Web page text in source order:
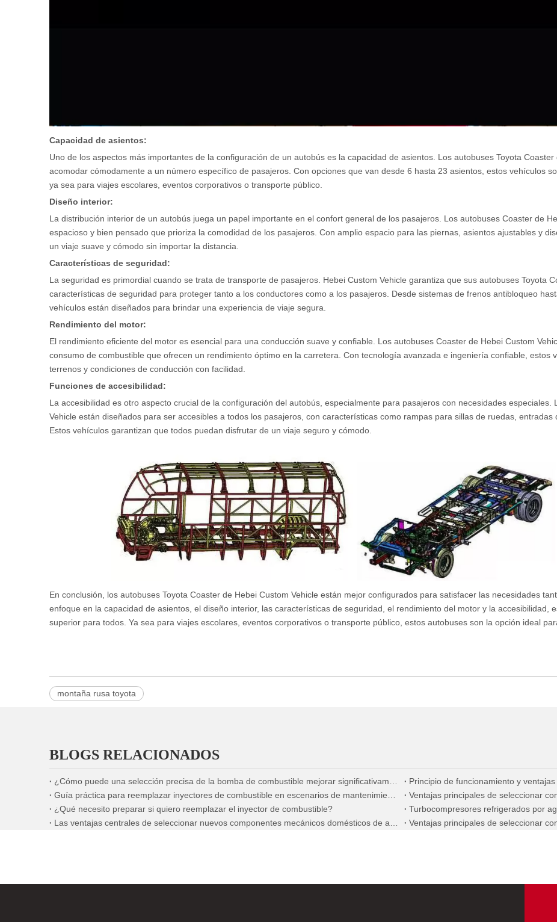
Capacidad de asientos:
Uno de los aspectos más importantes de la configuración de un autobús es la capacidad de asientos. Los autobuses Toyota
acomodar cómodamente a un número específico de pasajeros. Con opciones que van desde 6 hasta 23 asientos, estos vehículos
ya sea para viajes escolares, eventos corporativos o transporte público.
Diseño interior:
La distribución interior de un autobús juega un papel importante en el confort general de los pasajeros. Los autobuses Coaster de
espacioso y bien pensado que prioriza la comodidad de los pasajeros. Con amplio espacio para las piernas, asientos ajustables y
un viaje suave y cómodo sin importar la distancia.
Características de seguridad:
La seguridad es primordial cuando se trata de transporte de pasajeros. Hebei Custom Vehicle garantiza que sus autobuses Toyota
características de seguridad para proteger tanto a los conductores como a los pasajeros. Desde sistemas de frenos antibloqueo
vehículos están diseñados para brindar una experiencia de viaje segura.
Rendimiento del motor:
El rendimiento eficiente del motor es esencial para una conducción suave y confiable. Los autobuses Coaster de Hebei Custom
consumo de combustible que ofrecen un rendimiento óptimo en la carretera. Con tecnología avanzada e ingeniería confiable, estos
terrenos y condiciones de conducción con facilidad.
Funciones de accesibilidad:
La accesibilidad es otro aspecto crucial de la configuración del autobús, especialmente para pasajeros con necesidades especiales.
Vehicle están diseñados para ser accesibles a todos los pasajeros, con características como rampas para sillas de ruedas,
Estos vehículos garantizan que todos puedan disfrutar de un viaje seguro y cómodo.
En conclusión, los autobuses Toyota Coaster de Hebei Custom Vehicle están mejor configurados para satisfacer las necesidades
enfoque en la capacidad de asientos, el diseño interior, las características de seguridad, el rendimiento del motor y la accesibilidad,
superior para todos. Ya sea para viajes escolares, eventos corporativos o transporte público, estos autobuses son la opción ideal
montaña rusa toyota
BLOGS RELACIONADOS
¿Cómo puede una selección precisa de la bomba de combustible mejorar significativamente la economía de combustible de los motores diésel marinos?
Guía práctica para reemplazar inyectores de combustible en escenarios de mantenimiento en el extranjero
Ventajas principales de seleccionar
¿Qué necesito preparar si quiero reemplazar el inyector de combustible?
Las ventajas centrales de seleccionar nuevos componentes mecánicos domésticos de alta calidad